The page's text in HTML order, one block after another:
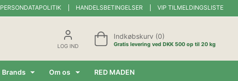
PERSONDATAPOLITIK HANDELSBETINGELSER VIP TILMELDINGSLISTE
LOG IND
Indkøbskurv (0)
Gratis levering ved DKK 500 op til 20 kg
Brands Om os RED MADEN